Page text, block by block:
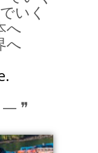
いく
へ
へ
— ❞